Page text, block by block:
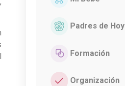
Padres de Hoy
Formación
Organización